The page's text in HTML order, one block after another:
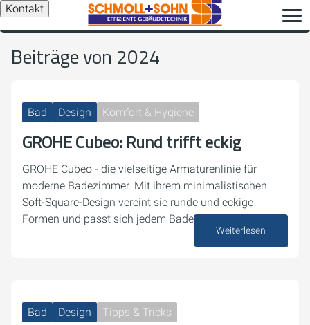
Kontakt
Beiträge von 2024
Bad Design Komfort & Hygiene
GROHE Cubeo: Rund trifft eckig
GROHE Cubeo - die vielseitige Armaturenlinie für
moderne Badezimmer. Mit ihrem minimalistischen
Soft-Square-Design vereint sie runde und eckige
Formen und passt sich jedem Badezimmerstil an.
Weiterlesen
Bad Design Tipps & Tricks